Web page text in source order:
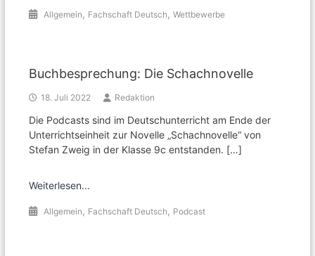
Allgemein , Fachschaft Deutsch ,Wettbewerbe
Buchbesprechung: Die Schachnovelle
18. Juli 2022 Redaktion
Die Podcasts sind im Deutschunterricht am Ende der
Unterrichtseinheit zur Novelle „Schachnovelle“ von
Stefan Zweig in der Klasse 9c entstanden. […]
Weiterlesen...
Allgemein , Fachschaft Deutsch , Podcast